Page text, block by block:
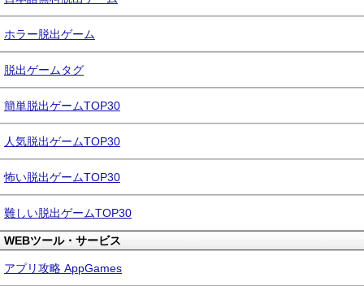
ホラー脱出ゲーム
脱出ゲームタグ
簡単脱出ゲームTOP30
人気脱出ゲームTOP30
怖い脱出ゲームTOP30
難しい脱出ゲームTOP30
WEBツール・サービス
アプリ攻略 AppGames